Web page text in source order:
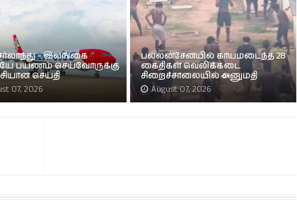
- இலங்கை
பயணம் செய்வோருக்கு
செய்தி
07, 2026
பல்லன்சேனயில் காயமடைந்த 28
கைதிகள் வெலிக்கடை
சிறைச்சாலையில் அனுமதி
August 07, 2026